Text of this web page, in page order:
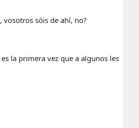
vosotros sóis de ahí, no?
la primera vez que a algunos les